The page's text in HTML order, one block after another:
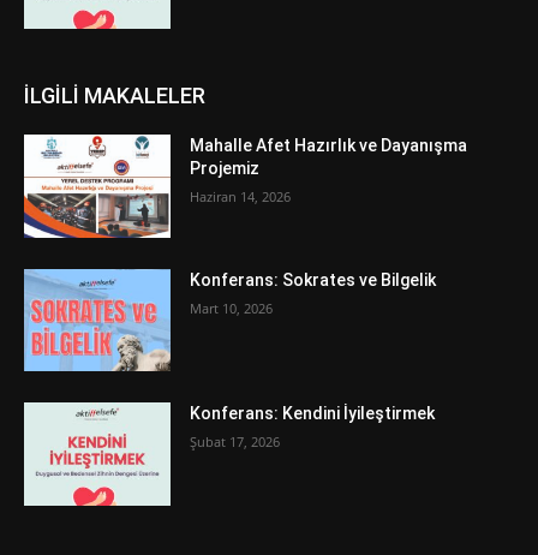
İLGİLİ MAKALELER
Mahalle Afet Hazırlık ve Dayanışma
Projemiz
Haziran 14, 2026
Konferans: Sokrates ve Bilgelik
Mart 10, 2026
Konferans: Kendini İyileştirmek
Şubat 17, 2026